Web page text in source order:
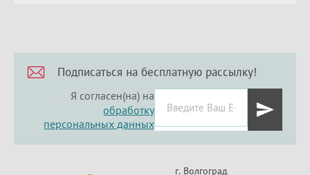
Подписаться на бесплатную рассылку!
Я согласен(на) на
обработку
персональных данных
г. Волгоград